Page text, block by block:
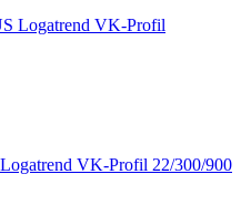
VK-Profil 22/300/900